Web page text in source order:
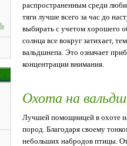
распространенным среди
тяги лучше всего за час до
выбирать с учетом хорошего
солнца все вокруг затихает,
вальдшнепа. Это означает
концентрации внимания.
Охота на
Лучшей помощницей в охоте на
пород. Благодаря своему
небольших набродов птицы.